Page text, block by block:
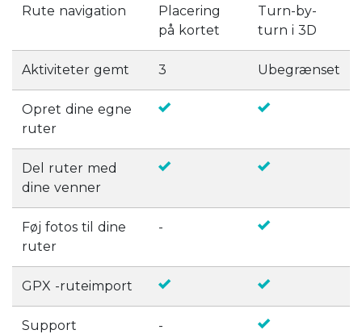
Rute navigation
Placering
på kortet
Turn-by-
turn i 3D
Aktiviteter gemt 3 Ubegrænset
Opret dine egne
ruter
Del ruter med
dine venner
Føj fotos til dine
ruter
-
GPX -ruteimport
Support
-